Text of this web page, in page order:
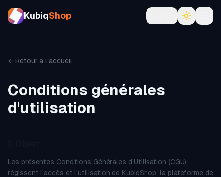
KubiqShop
← Retour à l'accueil
Conditions générales
d'utilisation
Les présentes Conditions Générales d'Utilisation (CGU)
régissent l'accès et l'utilisation de KubiqShop, la plateforme de